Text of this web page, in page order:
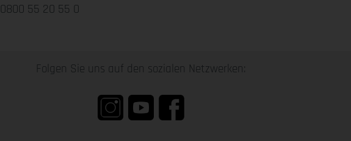
0800 55 20 55 0
Folgen Sie uns auf den sozialen Netzwerken: